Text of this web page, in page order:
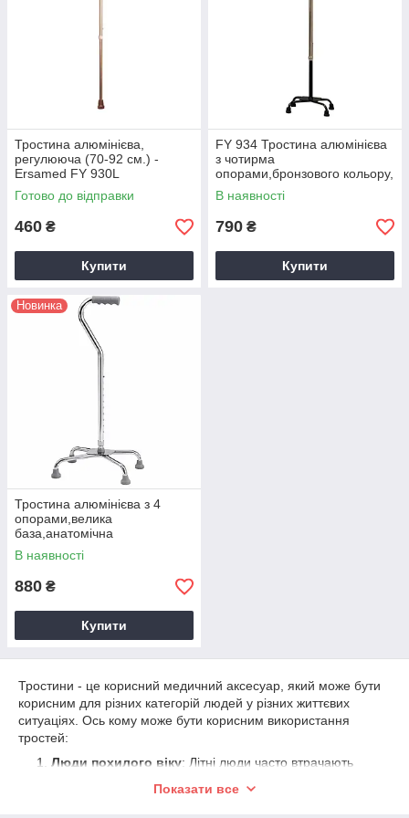
Тростина алюмінієва,
регулююча (70-92 см.) -
Ersamed FY 930L
Готово до відправки
460 ₴
Купити
FY 934 Тростина алюмінієва
з чотирма
опорами,бронзового кольору,
регулююча (63-86см)
В наявності
790 ₴
Купити
Новинка
Тростина алюмінієва з 4
опорами,велика
база,анатомічна
ручка,регульована, сталевого
кольору-Ersamed FY 921
В наявності
880 ₴
Купити
Тростини - це корисний медичний аксесуар, який може бути
корисним для різних категорій людей у різних життєвих
ситуаціях. Ось кому може бути корисним використання
тростей:
Люди похилого віку: Літні люди часто втрачають
рівновагу та запобігають падінням.
Показати все